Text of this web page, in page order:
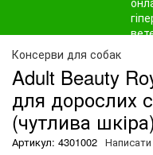
Консерви для собак
Adult Beauty
для дорослих
(чутлива
Артикул: 4301002 Написати